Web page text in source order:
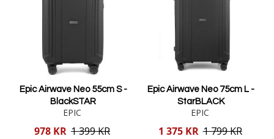
Epic Airwave Neo 55cm S -
BlackSTAR
EPIC
Reducerat
978 KR 1 399 KR
Epic Airwave Neo 75cm L -
StarBLACK
EPIC
Reducerat
1 375 KR 1 799 KR